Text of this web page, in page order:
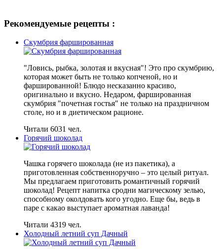
Рекомендуемые рецепты :
Скумбрия фаршированная
"Ловись, рыбка, золотая и вкусная"! Это про скумбрию,
которая может быть не только копченой, но и
фаршированной! Блюдо несказанно красиво,
оригинально и вкусно. Недаром, фаршированная
скумбрия "почетная гостья" не только на праздничном
столе, но и в диетическом рационе.
Читали 6031 чел.
Горячий шоколад
Чашка горячего шоколада (не из пакетика), а
приготовленная собственноручно – это целый ритуал.
Мы предлагаем приготовить романтичный горячий
шоколад! Рецепт напитка сродни магическому зелью,
способному околдовать кого угодно. Еще бы, ведь в
паре с какао выступает ароматная лаванда!
Читали 4319 чел.
Холодный летний суп Дачный